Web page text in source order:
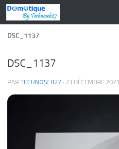
Skip to content
DSC_1137
DSC_1137
PAR TECHNOSEB27 · 23 DÉCEMBRE 2021